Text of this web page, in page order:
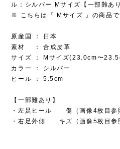
ル：シルバー Mサイズ【一部難あり
※ こちらは『 Mサイズ 』の商品
原産国 ： 日本
素材 ： 合成皮革
サイズ ： Mサイズ(23.0cm〜
カラー ： シルバー
ヒール ： 5.5cm
【一部難あり】
・左足ヒール 傷（画像4枚目参
・右足外側 キズ（画像5枚目参